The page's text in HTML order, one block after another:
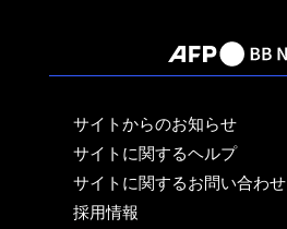
サイトからのお知らせ
サイトに関するヘルプ
サイトに関するお問い合わせ
採用情報